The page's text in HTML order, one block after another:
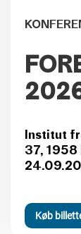
Institut
37,
Køb